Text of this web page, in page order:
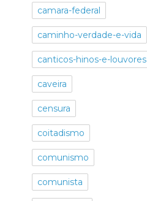
camara-federal
caminho-verdade-e-vida
canticos-hinos-e-louvores
caveira
censura
coitadismo
comunismo
comunista